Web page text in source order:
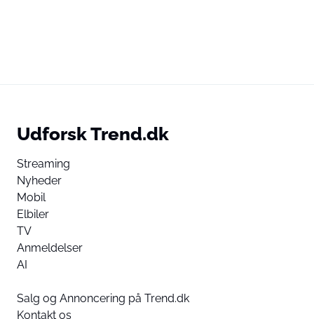
Udforsk Trend.dk
Streaming
Nyheder
Mobil
Elbiler
TV
Anmeldelser
AI
Salg og Annoncering på Trend.dk
Kontakt os